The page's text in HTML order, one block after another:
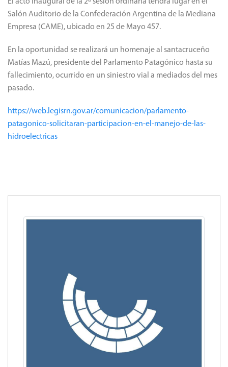
Salón Auditorio de la Confederación Argentina de la Mediana
Empresa (CAME), ubicado en 25 de Mayo 457.
En la oportunidad se realizará un homenaje al santacruceño
Matías Mazú, presidente del Parlamento Patagónico hasta su
fallecimiento, ocurrido en un siniestro vial a mediados del mes
pasado.
https://web.legisrn.gov.ar/comunicacion/parlamento-
patagonico-solicitaran-participacion-en-el-manejo-de-las-
hidroelectricas